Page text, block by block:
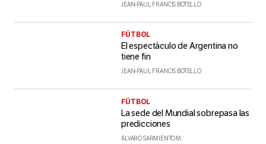
JEAN-PAUL FRANCIS BOTELLO
FÚTBOL
El espectáculo de Argentina no
tiene fin
JEAN-PAUL FRANCIS BOTELLO
FÚTBOL
La sede del Mundial sobrepasa las
predicciones
ÁLVARO SARMIENTO M.